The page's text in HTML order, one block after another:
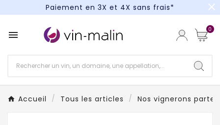
Paiement en 3X et 4X sans frais*
Paiement en 3X et 4X sans frais*
close
 0
Accueil Tous les articles Nos vignerons